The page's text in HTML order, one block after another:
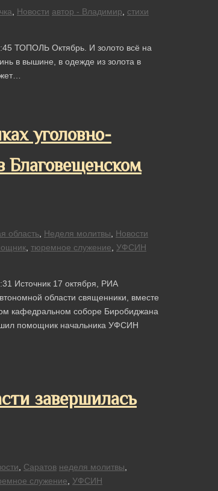
Новости автор - Владимир стихи
ТОПОЛЬ Октябрь. И золото всё на
в вышине, в одежде из золота в
уголовно-
Благовещенском
область, Неделя молитвы, Новости
, тюремное служение, УФСИН
Источник 17 октября, РИА
области священники, вместе
кафедральном соборе Биробиджана
помощник начальника УФСИН
завершилась
Саратов неделя молитвы
служение УФСИН